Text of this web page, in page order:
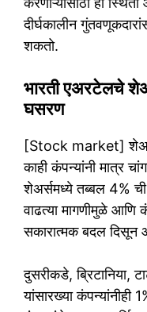
दीर्घकालीन
शकतो.
भारती एअरटेलचे
घसरण
[Stock market] शेअर
काही कंपन्यांनी मात्र
शेअर्समध्ये तब्बल 4% ची
वाढत्या मागणीमुळे आणि
सकारात्मक बदल दिसून
दुसरीकडे, ब्रिटानिया,
यांसारख्या कंपन्यांनीही